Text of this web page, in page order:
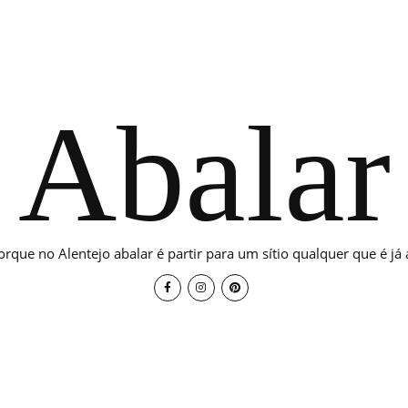
Abalar
no Alentejo abalar é partir para um sítio qualquer que é já